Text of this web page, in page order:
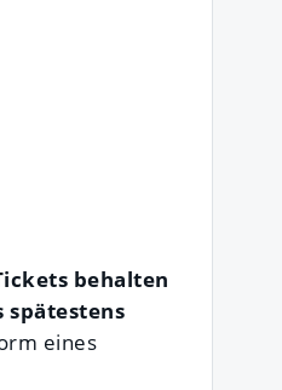
behalten
spätestens
eines